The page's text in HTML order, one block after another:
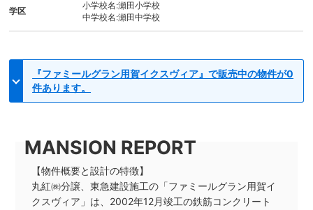
学区
小学校名:瀬田小学校
中学校名:瀬田中学校
『ファミールグラン用賀イクスヴィア』で販売中の物件が0
件あります。
【物件概要と設計の特徴】
丸紅㈱分譲、東急建設施工の「ファミールグラン用賀イ
クスヴィア」は、2002年12月竣工の鉄筋コンクリート